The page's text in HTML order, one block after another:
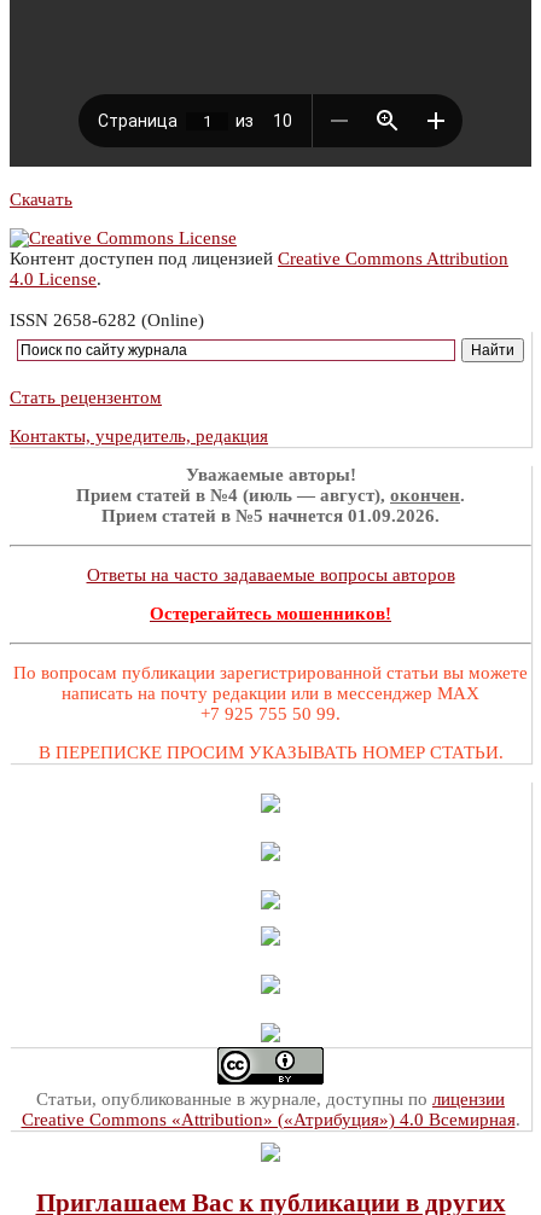
Скачать
Контент доступен под лицензией Creative Commons Attribution
4.0 License.
ISSN 2658-6282 (Online)
Стать рецензентом
Контакты, учредитель, редакция
Уважаемые авторы!
Прием статей в №4 (июль — август), окончен.
Прием статей в №5 начнется 01.09.2026.
Ответы на часто задаваемые вопросы авторов
Остерегайтесь мошенников!
По вопросам публикации зарегистрированной статьи вы можете
написать на почту редакции или в мессенджер MAX
+7 925 755 50 99.
В ПЕРЕПИСКЕ ПРОСИМ УКАЗЫВАТЬ НОМЕР СТАТЬИ.
Статьи, опубликованные в журнале, доступны по лицензии
Creative Commons «Attribution» («Атрибуция») 4.0 Всемирная.
Приглашаем Вас к публикации в других